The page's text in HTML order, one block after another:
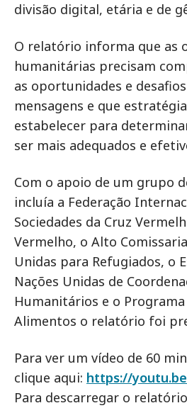
divisão digital, etária e de
O relatório informa que as
humanitárias precisam
as oportunidades e
mensagens e que
estabelecer para
ser mais adequados e
Com o apoio de um grupo
incluía a Federação
Sociedades da Cruz
Vermelho, o Alto
Unidas para Refugiados, o
Nações Unidas de
Humanitários e o
Alimentos o relatório foi
Para ver um vídeo de 60
clique aqui: https://
Para descarregar o